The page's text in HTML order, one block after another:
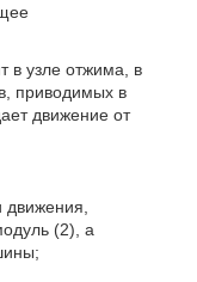
в узле отжима, в
приводимых в
движение от
(2), а